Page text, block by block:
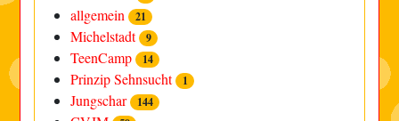
allgemein 21
Michelstadt 9
TeenCamp 14
Prinzip Sehnsucht 1
Jungschar 144